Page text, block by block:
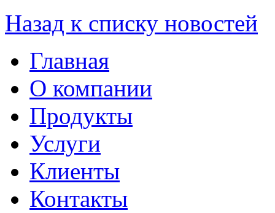
Назад к списку новостей
Главная
О компании
Продукты
Услуги
Клиенты
Контакты